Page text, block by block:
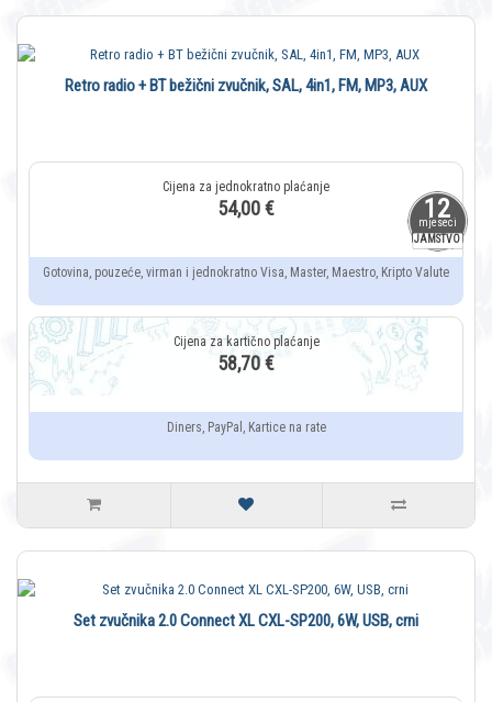
12
mjeseci
JAMSTVO
Retro radio + BT bežični zvučnik, SAL, 4in1, FM, MP3, AUX
54,00 €
Gotovina, pouzeće, virman i jednokratno Visa, Master, Maestro, Kripto Valute
58,70 €
Diners, PayPal, Kartice na rate
Set zvučnika 2.0 Connect XL CXL-SP200, 6W, USB, crni